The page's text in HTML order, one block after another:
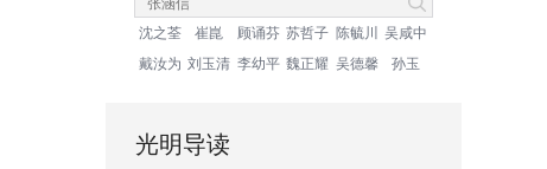
沈之荃 崔崑 顾诵芬 苏哲子 陈毓川
吴咸中
戴汝为 刘玉清 李幼平 魏正耀 吴德馨 孙玉
光明导读